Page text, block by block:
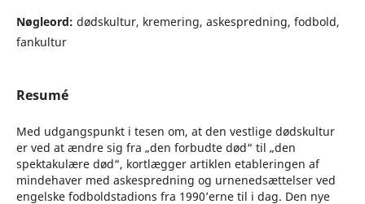
Nøgleord: dødskultur, kremering, askespredning, fodbold,
fankultur
Resumé
Med udgangspunkt i tesen om, at den vestlige dødskultur
er ved at ændre sig fra „den forbudte død“ til „den
spektakulære død“, kortlægger artiklen etableringen af
mindehaver med askespredning og urnenedsættelser ved
engelske fodboldstadions fra 1990’erne til i dag. Den nye